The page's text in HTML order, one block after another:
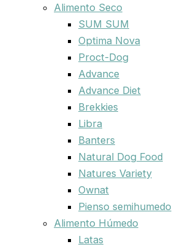
Alimento Seco
SUM SUM
Optima Nova
Proct-Dog
Advance
Advance Diet
Brekkies
Libra
Banters
Natural Dog Food
Natures Variety
Ownat
Pienso semihumedo
Alimento Húmedo
Latas